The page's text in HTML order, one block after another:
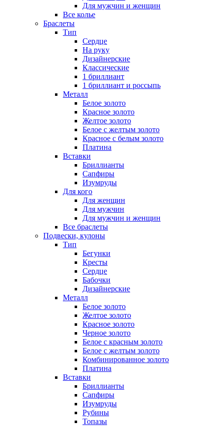
Для мужчин и женщин
Все колье
Браслеты
Тип
Сердце
На руку
Дизайнерские
Классические
1 бриллиант
1 бриллиант и россыпь
Металл
Белое золото
Красное золото
Желтое золото
Белое с желтым золото
Красное с белым золото
Платина
Вставки
Бриллианты
Сапфиры
Изумруды
Для кого
Для женщин
Для мужчин
Для мужчин и женщин
Все браслеты
Подвески, кулоны
Тип
Бегунки
Кресты
Сердце
Бабочки
Дизайнерские
Металл
Белое золото
Желтое золото
Красное золото
Черное золото
Белое с красным золото
Белое с желтым золото
Комбинированное золото
Платина
Вставки
Бриллианты
Сапфиры
Изумруды
Рубины
Топазы